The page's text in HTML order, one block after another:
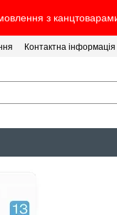
з
Контактна інформація